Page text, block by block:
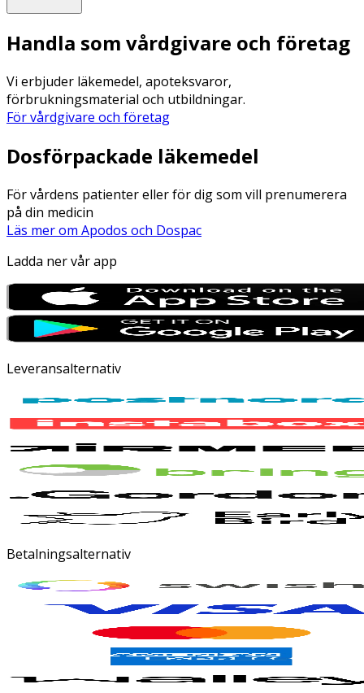
Handla som vårdgivare och företag
Vi erbjuder läkemedel, apoteksvaror,
förbrukningsmaterial och utbildningar.
För vårdgivare och företag
Dosförpackade läkemedel
För vårdens patienter eller för dig som vill prenumerera
på din medicin
Läs mer om Apodos och Dospac
Ladda ner vår app
Leveransalternativ
Betalningsalternativ